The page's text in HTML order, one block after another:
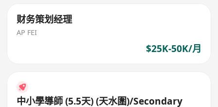
财务策划经理
AP FEI
$25K-50K/月
中小學導師 (5.5天) (天水圍)/Secondary